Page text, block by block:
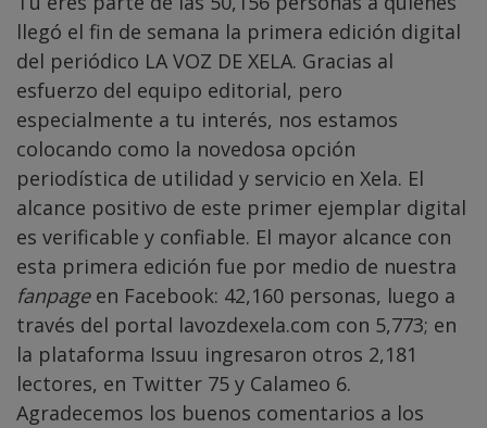
llegó el fin de semana la primera edición digital
del periódico LA VOZ DE XELA. Gracias al
esfuerzo del equipo editorial, pero
especialmente a tu interés, nos estamos
colocando como la novedosa opción
periodística de utilidad y servicio en Xela. El
alcance positivo de este primer ejemplar digital
es verificable y confiable. El mayor alcance con
esta primera edición fue por medio de nuestra
fanpageen Facebook: 42,160 personas, luego a
través del portal lavozdexela.com con 5,773; en
la plataforma Issuu ingresaron otros 2,181
lectores, en Twitter 75 y Calameo 6.
Agradecemos los buenos comentarios a los